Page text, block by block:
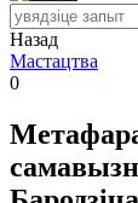
Назад
Мастацтва
0